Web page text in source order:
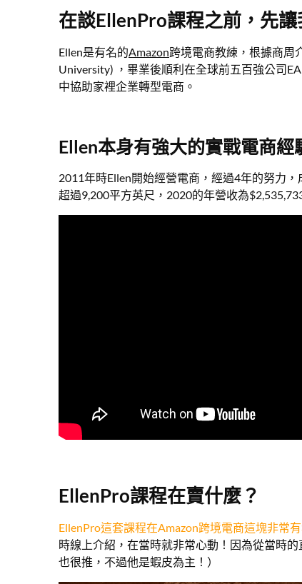
在談EllenPro課程之前，先
Ellen是有名的Amazon跨境電商教練，根據商周
University) ，畢業後順利在全球前五百強公司
中協助家裡企業轉型電商。
Ellen本身有強大的實戰電商經
2011年時Ellen開始經營電商，經過4年的努力
超過9,200平方英尺，2020的年營收為
EllenPro課程在賣什麼？
EllenPro這套課程在Amazon跨境電商這塊非常
時線上介紹，在當時就非常心動！因為從當時
也很推，不過他是蝦皮為主！）